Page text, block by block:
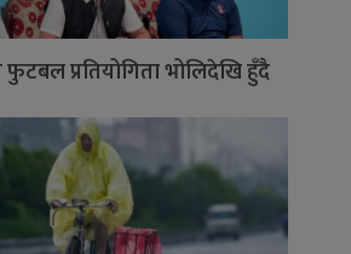
फुटबल प्रतियोगिता भोलिदेखि हुँदै